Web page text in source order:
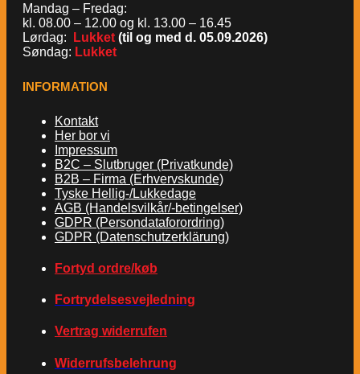
Mandag – Fredag:
kl. 08.00 – 12.00 og kl. 13.00 – 16.45
Lørdag:
Lukket (til og med d. 05.09.2026)
Søndag: Lukket
INFORMATION
Kontakt
Her bor vi
Impressum
B2C – Slutbruger (Privatkunde)
B2B – Firma (Erhvervskunde)
Tyske Hellig-/Lukkedage
AGB (Handelsvilkår/-betingelser)
GDPR (Persondataforordring)
GDPR (Datenschutzerklärung)
Fortyd ordre/køb
Fortrydelsesvejledning
Vertrag widerrufen
Widerrufsbelehrung